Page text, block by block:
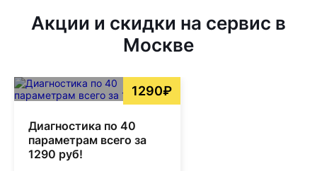
Акции и скидки на сервис в
Москве
1290₽
Диагностика по 40
параметрам всего за
1290 руб!